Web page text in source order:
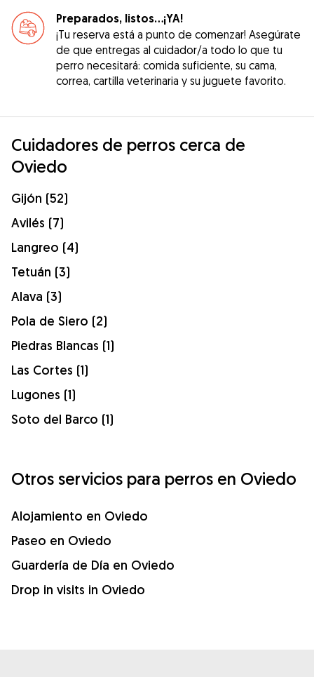
Preparados, listos...¡YA!
¡Tu reserva está a punto de comenzar! Asegúrate
de que entregas al cuidador/a todo lo que tu
perro necesitará: comida suficiente, su cama,
correa, cartilla veterinaria y su juguete favorito.
Cuidadores de perros cerca de
Oviedo
Gijón (52)
Avilés (7)
Langreo (4)
Tetuán (3)
Alava (3)
Pola de Siero (2)
Piedras Blancas (1)
Las Cortes (1)
Lugones (1)
Soto del Barco (1)
Otros servicios para perros en Oviedo
Alojamiento en Oviedo
Paseo en Oviedo
Guardería de Día en Oviedo
Drop in visits in Oviedo